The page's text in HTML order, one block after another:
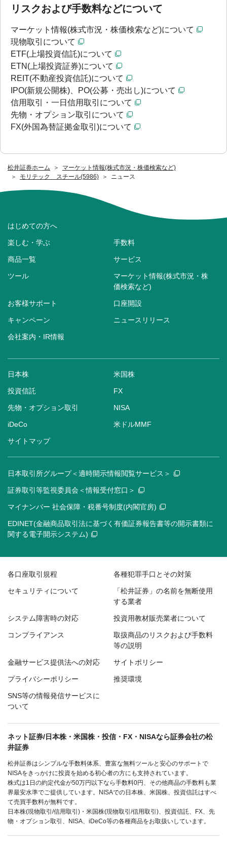
松井証券ホーム
マーケット情報(株式市況・株価検索など)
モリテック スチール(5986)
ニュース
リスクおよび手数料などについて
マーケット情報(株式市況・株価検索など)について
現物取引について
ETF(上場投資信託)について
ETN(上場投資証券)について
REIT(不動産投資信託)について
IPO(新規公開株)、PO(公募・売出し)について
信用取引・一日信用取引について
先物・オプション取引について
FX(外国為替証拠金取引)について
はじめての方へ
楽しむ・学ぶ 手数料
商品一覧 サービス
ツール
マーケット情報(株式市況・株
価検索など)
お客様サポート 口座開設
キャンペーン ニュースリリース
会社案内・IR情報
日本株 米国株
投資信託 FX
先物・オプション取引 NISA
iDeCo 米ドルMMF
サイトマップ
日本取引所グループ＜適時開示情報閲覧サービス＞
証券取引等監視委員会＜情報受付窓口＞
マイナンバー 社会保障・税番号制度(内閣官房)
EDINET(金融商品取引法に基づく有価証券報告書等の開示書類に
関する電子開示システム)
各口座取引規程 各種犯罪手口とその対策
セキュリティについて
「松井証券」の名前を無断使用
する業者
システム障害時の対応 投資用教材販売業者について
コンプライアンス
取扱商品のリスクおよび手数料
等の説明
金融サービス提供法への対応 サイトポリシー
プライバシーポリシー 推奨環境
SNS等の情報発信サービスに
ついて
ネット証券/日本株・米国株・投信・FX・NISAなら証券会社の松
井証券
松井証券はシンプルな手数料体系、豊富な無料ツールと安心のサポートで
NISAをきっかけに投資を始める初心者の方にも支持されています。
株式は1日の約定代金が50万円以下なら手数料0円、その他商品の手数料も業
界最安水準でご提供しています。NISAでの日本株、米国株、投資信託はすべ
て売買手数料が無料です。
日本株(現物取引/信用取引)・米国株(現物取引/信用取引)、投資信託、FX、先
物・オプション取引、NISA、iDeCo等の各種商品をお取扱いしています。